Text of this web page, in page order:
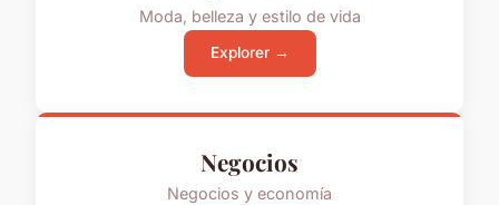
Moda, belleza y estilo de vida
Explorer →
Negocios
Negocios y economía